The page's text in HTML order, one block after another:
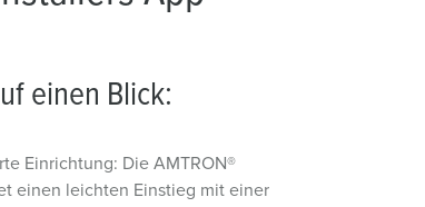
einen Blick:
Einrichtung: Die AMTRON®
einen leichten Einstieg mit einer